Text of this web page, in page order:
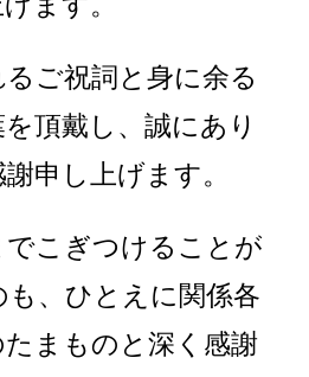
ご祝詞と身に余る
頂戴し、誠にあり
申し上げます。
こぎつけることが
、ひとえに関係各
まものと深く感謝